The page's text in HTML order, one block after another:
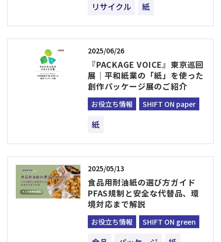
リサイクル
紙
2025/06/26
『PACKAGE VOICE』東京巡回
展｜平和紙業の「紙」を使った
創作パッケージ展のご紹介
お役立ち情報 SHIFT ON paper
紙
2025/05/13
食品用耐油紙の選び方ガイド
PFAS規制と安全な代替品、環
境対応まで解説
お役立ち情報 SHIFT ON green